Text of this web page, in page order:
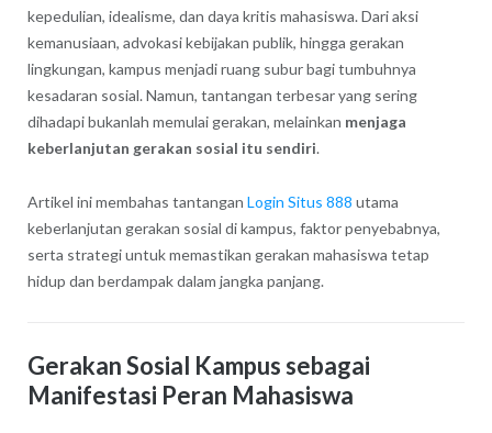
kepedulian, idealisme, dan daya kritis mahasiswa. Dari aksi
kemanusiaan, advokasi kebijakan publik, hingga gerakan
lingkungan, kampus menjadi ruang subur bagi tumbuhnya
kesadaran sosial. Namun, tantangan terbesar yang sering
dihadapi bukanlah memulai gerakan, melainkan menjaga
keberlanjutan gerakan sosial itu sendiri.
Artikel ini membahas tantangan Login Situs 888 utama
keberlanjutan gerakan sosial di kampus, faktor penyebabnya,
serta strategi untuk memastikan gerakan mahasiswa tetap
hidup dan berdampak dalam jangka panjang.
Gerakan Sosial Kampus sebagai
Manifestasi Peran Mahasiswa